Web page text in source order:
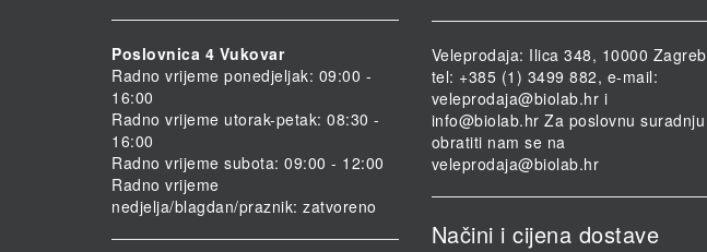
Poslovnica 4 Vukovar
Radno vrijeme ponedjeljak: 09:00 -
16:00
Radno vrijeme utorak-petak: 08:30 -
16:00
Radno vrijeme subota: 09:00 - 12:00
Radno vrijeme
nedjelja/blagdan/praznik: zatvoreno
Veleprodaja: Ilica 348, 10000 Zagreb
tel: +385 (1) 3499 882, e-mail:
veleprodaja@biolab.hr i
info@biolab.hr Za poslovnu suradnju
obratiti nam se na
veleprodaja@biolab.hr
Načini i cijena dostave